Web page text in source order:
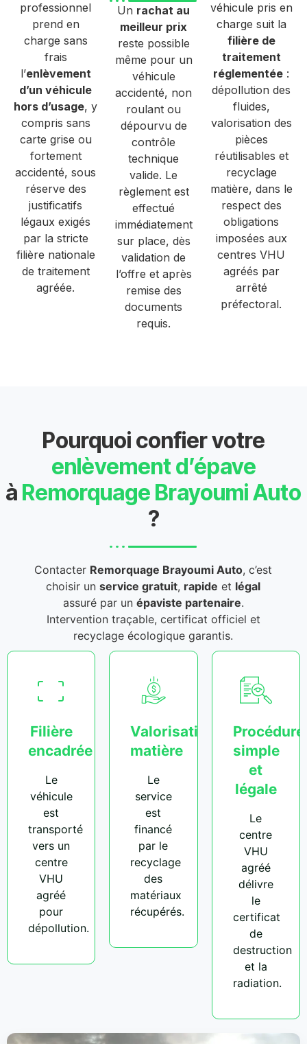
professionnel
prend en
charge sans
frais
l’enlèvement
d’un véhicule
hors d’usage, y
compris sans
carte grise ou
fortement
accidenté, sous
réserve des
justificatifs
légaux exigés
par la stricte
filière nationale
de traitement
agréée.
Un rachat au
meilleur prix
reste possible
même pour un
véhicule
accidenté, non
roulant ou
dépourvu de
contrôle
technique
valide. Le
règlement est
effectué
immédiatement
sur place, dès
validation de
l’offre et après
remise des
documents
requis.
véhicule pris en
charge suit la
filière de
traitement
réglementée :
dépollution des
fluides,
valorisation des
pièces
réutilisables et
recyclage
matière, dans le
respect des
obligations
imposées aux
centres VHU
agréés par
arrêté
préfectoral.
Pourquoi confier votre
enlèvement d’épave
à Remorquage Brayoumi Auto
?
Contacter Remorquage Brayoumi Auto, c’est
choisir unservice gratuit, rapide et légal
assuré par un épaviste partenaire.
Intervention traçable, certificat officiel et
recyclage écologique garantis.
Filière
encadrée
Le
véhicule
est
transporté
vers un
centre
VHU
agréé
pour
dépollution.
Valorisation
matière
Le
service
est
financé
par le
recyclage
des
matériaux
récupérés.
Procédure
simple
et
légale
Le
centre
VHU
agréé
délivre
le
certificat
de
destruction
et la
radiation.